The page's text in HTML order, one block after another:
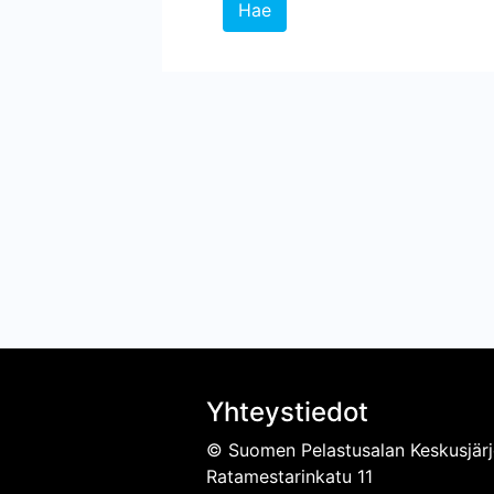
Hae
Yhteystiedot
© Suomen Pelastusalan
Ratamestarinkatu 11